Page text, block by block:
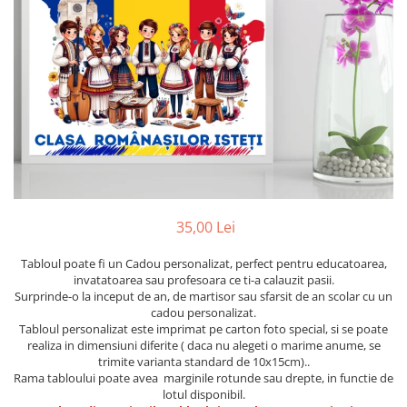
Cadouri barbati
Seturi cadou barbati
Seturi cadou barbati portofel si curea
Ceasuri pentru EL
Cadouri craciun barbati
Cadouri personalizate barbati
Caciuli copii
Cadouri copii 1 an
Cadouri craciun copii
Sticlă pentru apa Personalizată
Sepci personalizate
Seturi cadou pentru copii KID's Collection
Etichete scolare
Sepci personalizate
Bannere personalizate scoli si gradinite
Caserole personalizate sandwich
Saculeti personalizati
Sticla de apa personalizata
35,00 Lei
Tabloul poate fi un Cadou personalizat, perfect pentru educatoarea,
invatatoarea sau profesoara ce ti-a calauzit pasii.
Surprinde-o la inceput de an, de martisor sau sfarsit de an scolar cu un
cadou personalizat.
Tabloul personalizat este imprimat pe carton foto special, si se poate
realiza in dimensiuni diferite ( daca nu alegeti o marime anume, se
trimite varianta standard de 10x15cm)..
Rama tabloului poate avea marginile rotunde sau drepte, in functie de
lotul disponibil.